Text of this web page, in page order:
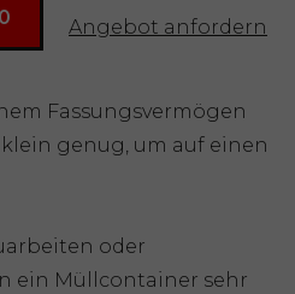
Angebot anfordern
Fassungsvermögen
genug, um auf einen
oder
ein Müllcontainer sehr